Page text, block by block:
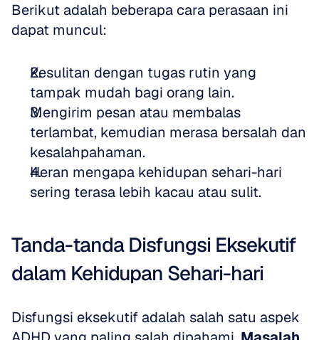
Berikut adalah beberapa cara perasaan ini
dapat muncul:
Kesulitan dengan tugas rutin yang
tampak mudah bagi orang lain.
Mengirim pesan atau membalas
terlambat, kemudian merasa bersalah dan
kesalahpahaman.
Heran mengapa kehidupan sehari-hari
sering terasa lebih kacau atau sulit.
Tanda-tanda Disfungsi Eksekutif
dalam Kehidupan Sehari-hari
Disfungsi eksekutif adalah salah satu aspek